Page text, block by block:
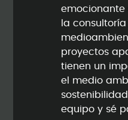
la consultoría
proyectos
tienen un
el medio
equipo y sé